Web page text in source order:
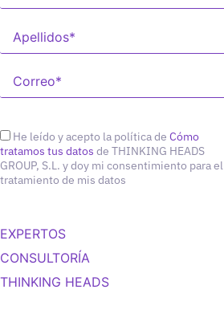
He leído y acepto la política de Cómo
tratamos tus datos de THINKING HEADS
GROUP, S.L. y doy mi consentimiento para el
tratamiento de mis datos
EXPERTOS
CONSULTORÍA
THINKING HEADS